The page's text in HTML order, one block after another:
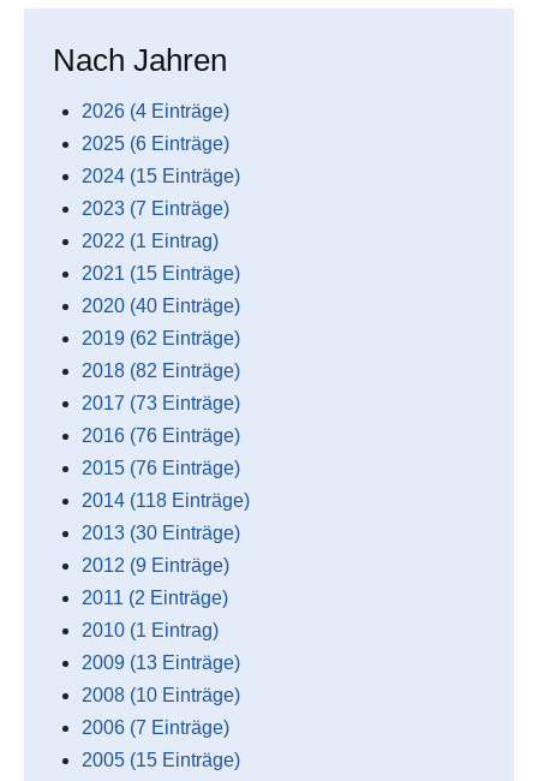
Nach Jahren
2026 (4 Einträge)
2025 (6 Einträge)
2024 (15 Einträge)
2023 (7 Einträge)
2022 (1 Eintrag)
2021 (15 Einträge)
2020 (40 Einträge)
2019 (62 Einträge)
2018 (82 Einträge)
2017 (73 Einträge)
2016 (76 Einträge)
2015 (76 Einträge)
2014 (118 Einträge)
2013 (30 Einträge)
2012 (9 Einträge)
2011 (2 Einträge)
2010 (1 Eintrag)
2009 (13 Einträge)
2008 (10 Einträge)
2006 (7 Einträge)
2005 (15 Einträge)